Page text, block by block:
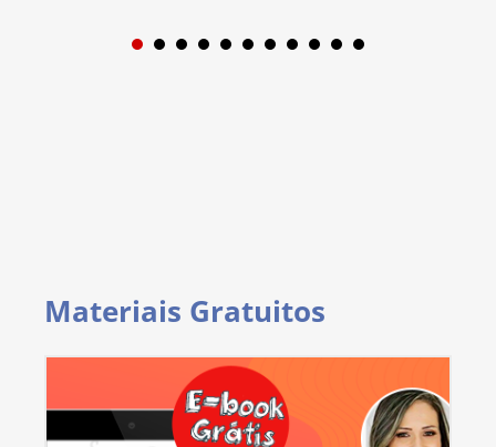
1 2 3
Materiais Gratuitos